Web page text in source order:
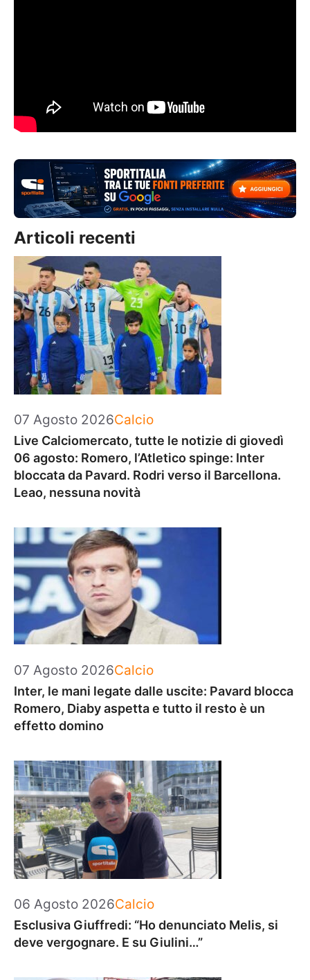
Articoli recenti
07 Agosto 2026Categorie
Calcio
Live Calciomercato, tutte le notizie di giovedì
06 agosto: Romero, l’Atletico spinge: Inter
bloccata da Pavard. Rodri verso il Barcellona.
Leao, nessuna novità
07 Agosto 2026Categorie
Calcio
Inter, le mani legate dalle uscite: Pavard blocca
Romero, Diaby aspetta e tutto il resto è un
effetto domino
06 Agosto 2026Categorie
Calcio
Esclusiva Giuffredi: “Ho denunciato Melis, si
deve vergognare. E su Giulini…”